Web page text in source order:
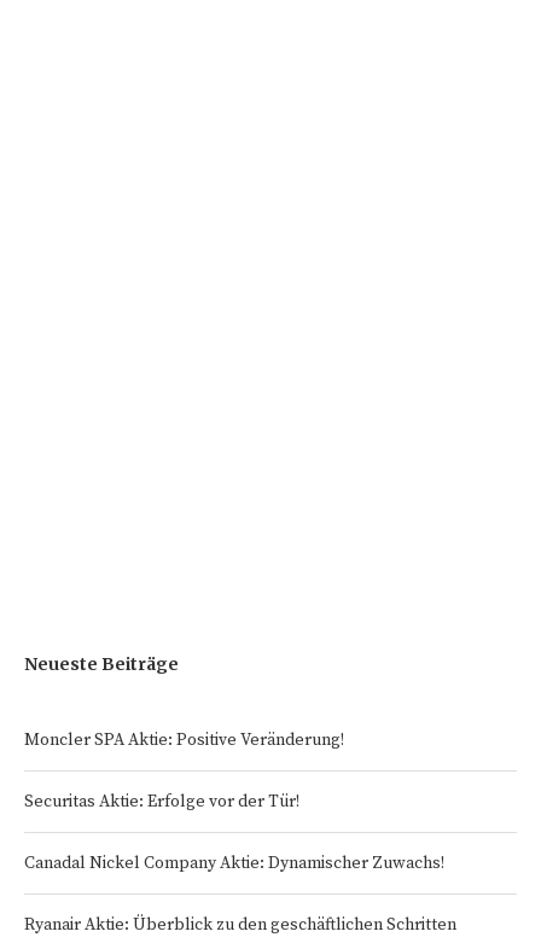
Neueste Beiträge
Moncler SPA Aktie: Positive Veränderung!
Securitas Aktie: Erfolge vor der Tür!
Canadal Nickel Company Aktie: Dynamischer Zuwachs!
Ryanair Aktie: Überblick zu den geschäftlichen Schritten